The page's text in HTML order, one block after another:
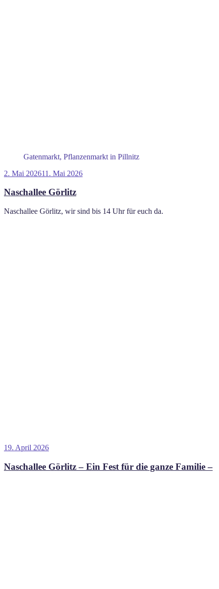
Gatenmarkt, Pflanzenmarkt in Pillnitz
Veröffentlicht
2. Mai 202611. Mai 2026
Naschallee Görlitz
Naschallee Görlitz, wir sind bis 14 Uhr für euch da.
Veröffentlicht
19. April 2026
Naschallee Görlitz – Ein Fest für die ganze Familie –